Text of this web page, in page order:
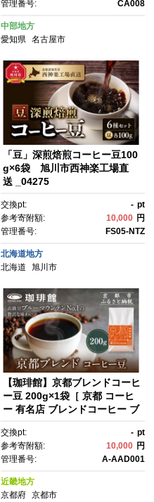
管理番号:
CA008
中部地方
愛知県 名古屋市
「豆」深煎焙煎コーヒー豆100
g×6袋 旭川市西神楽工場直
送 _04275
交換pt: - pt
参考寄附額:
10,000 円
管理番号:
FS05-NTZ
北海道地方
北海道
旭川市
【珈琲館】京都ブレンドコーヒ
ー豆 200g×1袋［ 京都 コーヒ
ー 有名店 ブレンドコーヒー ブ
め ギフト お取り寄せ 通販 送料
無料 ふるさと納税 ]
交換pt: - pt
参考寄附額:
10,000 円
管理番号:
A-AAD001
近畿地方
京都府 京都市